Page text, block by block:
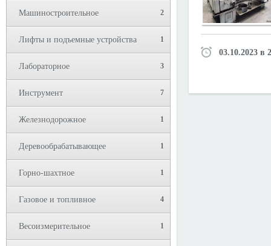
Машиностроительное 2
Лифты и подъемные устройства 1
Лабораторное 3
Инструмент 7
Железнодорожное 1
Деревообрабатывающее 1
Горно-шахтное 1
Газовое и топливное 4
Весоизмерительное 1
03.10.2023 в